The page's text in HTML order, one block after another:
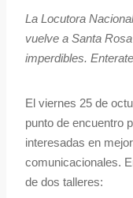
La Locutora
vuelve a Santa
imperdibles.
El viernes 25 de
punto de encuentro
interesadas en
comunicacionales.
de dos talleres: